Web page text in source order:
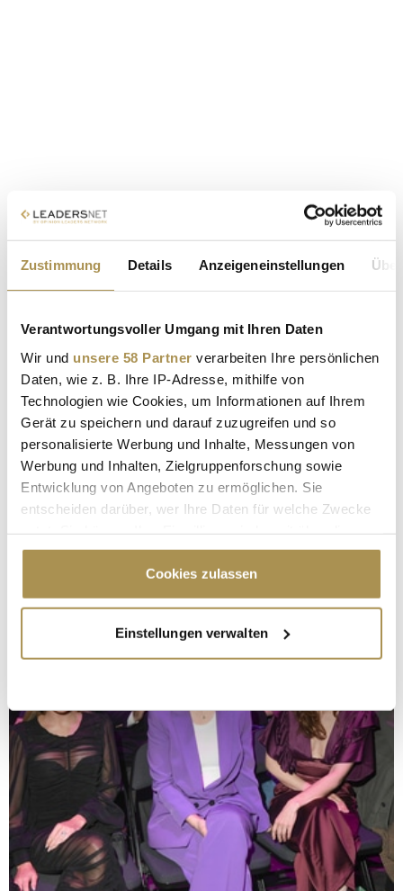
Zustimmung Details Anzeigeneinstellungen
Verantwortungsvoller Umgang mit Ihren Daten
Wir und unsere 58 Partner verarbeiten Ihre persönlichen
Daten, wie z. B. Ihre IP-Adresse, mithilfe von
Technologien wie Cookies, um Informationen auf Ihrem
Gerät zu speichern und darauf zuzugreifen und so
personalisierte Werbung und Inhalte, Messungen von
Werbung und Inhalten, Zielgruppenforschung sowie
Entwicklung von Angeboten zu ermöglichen. Sie
entscheiden darüber, wer Ihre Daten für welche Zwecke
Cookie-Erklärung oder durch Klicken auf das Privacy
Trigger Symbol ändern oder widerrufen
Informationen über Ihre geografische Lage
erfassen, welche bis auf einige Meter genau sein
bestimmten Merkmalen (Fingerprinting) identifizieren
Erfahren Sie mehr darüber, wie Ihre persönlichen Daten
verarbeitet werden, und legen Sie Ihre Präferenzen im
Abschnitt Einzelheiten
fest.
Wir verwenden Cookies, um Inhalte und Anzeigen zu
personalisieren, Funktionen für soziale Medien anbieten
zu können und die Zugriffe auf unsere Website zu
Cookies zulassen
Einstellungen verwalten